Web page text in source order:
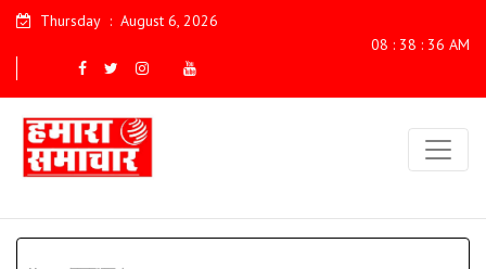
Thursday : August 6, 2026
08 : 38 : 37 AM